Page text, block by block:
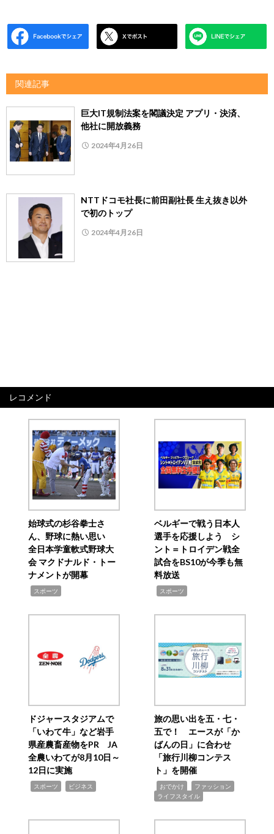
関連記事
巨大IT規制法案を閣議決定 アプリ・決済、
他社に開放義務
2024年4月26日
NTTドコモ社長に前田副社長 生え抜き以外
で初のトップ
2024年4月26日
レコメンド
始球式の杉谷拳士さ
ん、野球に熱い思い
全日本学童軟式野球大
会 マクドナルド・トー
ナメントが開幕
スポーツ
ベルギーで戦う日本人
選手を応援しよう シ
ント＝トロイデン戦全
試合をBS10が今季も無
料放送
スポーツ
ドジャースタジアムで
「いわて牛」など岩手
県産農畜産物をPR JA
全農いわてが8月10日～
12日に実施
スポーツ ビジネス
旅の思い出を五・七・
五で！ エースが「か
ばんの日」に合わせ
「旅行川柳コンテス
ト」を開催
おでかけ ファッション
ライフスタイル